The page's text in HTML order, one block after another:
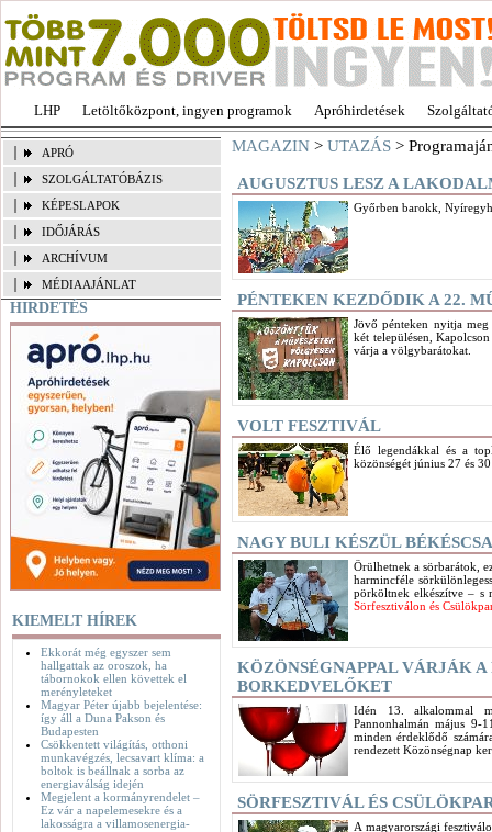
LHP Letöltőközpont, ingyen programok Apróhirdetések
APRÓ
SZOLGÁLTATÓBÁZIS
KÉPESLAPOK
IDŐJÁRÁS
ARCHÍVUM
MÉDIAAJÁNLAT
HIRDETÉS
KIEMELT HÍREK
Ekkorát még egyszer sem
hallgattak az oroszok, ha
tábornokok ellen követtek el
merényleteket
Magyar Péter újabb bejelentése:
így áll a Duna Pakson és
Budapesten
Csökkentett világítás, otthoni
munkavégzés, lecsavart klíma: a
boltok is beállnak a sorba az
energiaválság idején
Megjelent a kormányrendelet –
Ez vár a napelemesekre és a
lakosságra a villamosenergia-
MAGAZIN > UTAZÁS >
AUGUSZTUS LESZ A
Győrben barokk,
PÉNTEKEN KEZDŐDIK A 22.
Jövő pénteken nyitja
két településen,
várja a völgybarátokat.
VOLT FESZTIVÁL
Élő legendákkal és a
közönségét június 27 és
NAGY BULI KÉSZÜL
Örülhetnek a sörbarátok,
harmincféle
pörköltnek elkészítve – s
Sörfesztiválon és
KÖZÖNSÉGNAPPAL VÁRJÁK A
BORKEDVELŐKET
Idén 13. alkalommal
Pannonhalmán május 9-
minden érdeklődő
rendezett Közönségnap
SÖRFESZTIVÁL ÉS
A magyarországi